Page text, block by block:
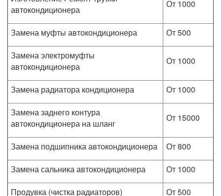
автокондиционера
От 1000
Замена муфты автокондиционера
От 500
Замена электромуфты
автокондиционера
От 1000
Замена радиатора кондиционера
От 1000
Замена заднего контура
автокондиционера на шланг
От 15000
Замена подшипника автокондиционера
От 800
Замена сальника автокондиционера
От 1000
Продувка (чистка радиаторов)
От 500